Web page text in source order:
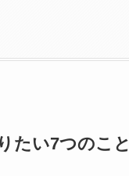
たい7つのこと